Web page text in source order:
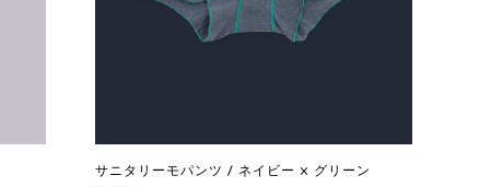
サニタリーモパンツ / ネイビー × グリーン